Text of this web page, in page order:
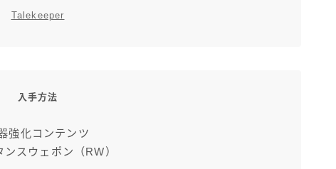
Talekeeper
入手方法
強化コンテンツ
ンスウェポン（RW）